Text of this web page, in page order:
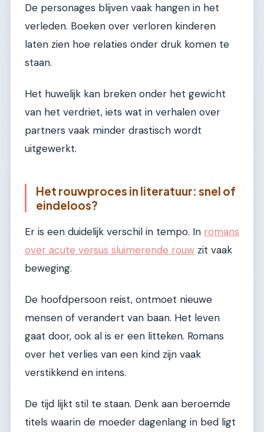
De personages blijven vaak hangen in het
verleden. Boeken over verloren kinderen
laten zien hoe relaties onder druk komen te
staan.
Het huwelijk kan breken onder het gewicht
van het verdriet, iets wat in verhalen over
partners vaak minder drastisch wordt
uitgewerkt.
Het rouwproces in literatuur: snel of
eindeloos?
Er is een duidelijk verschil in tempo. In romans
over acute versus sluimerende rouw zit vaak
beweging.
De hoofdpersoon reist, ontmoet nieuwe
mensen of verandert van baan. Het leven
gaat door, ook al is er een litteken. Romans
over het verlies van een kind zijn vaak
verstikkend en intens.
De tijd lijkt stil te staan. Denk aan beroemde
titels waarin de moeder dagenlang in bed ligt